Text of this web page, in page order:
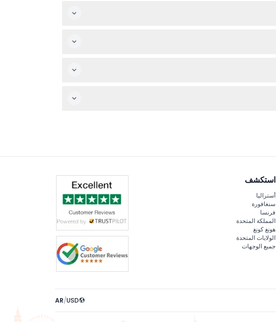
استكشف
أستراليا
سنغافورة
فرنسا
المملكة المتحدة
هونغ كونغ
الولايات المتحدة
جميع الوجهات
AR/USD